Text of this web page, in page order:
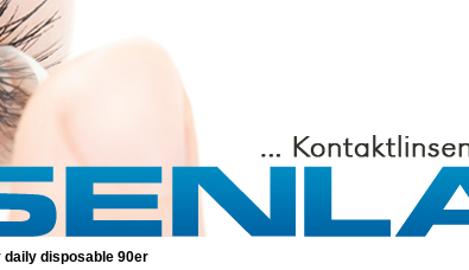
UND PFLEGEMITTEL
daily disposable 90er